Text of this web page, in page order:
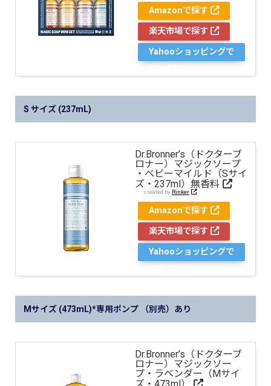
Amazonで探す
楽天市場で探す
Yahooショッピングで
S サイズ (237mL)
Dr.Bronner’s（ドクターブ
ロナー）マジックソープ
・ベビーマイルド（Sサイ
ズ・237ml）無香料
created by Rinker
Amazonで探す
楽天市場で探す
Yahooショッピングで
Mサイズ (473mL)*専用ポンプ （別売）あり
Dr.Bronner’s（ドクターブ
ロナー）マジックソー
プ・ラベンダー（Mサイ